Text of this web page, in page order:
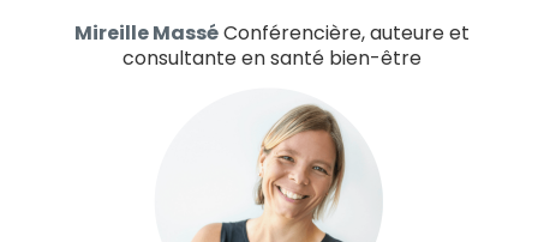
Mireille MasséConférencière, auteure et
consultante en santé bien-être